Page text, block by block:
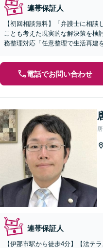
連帯保証人
【初回相談無料】「弁護士に相
ことも考えた現実的な解決策を検
務整理対応「任意整理で生活再建
電話でお問い合わせ
連帯保証人
【伊那市駅から徒歩4分】【法テ